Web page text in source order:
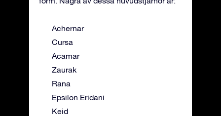
Achernar
Cursa
Acamar
Zaurak
Rana
Epsilon Eridani
Keid